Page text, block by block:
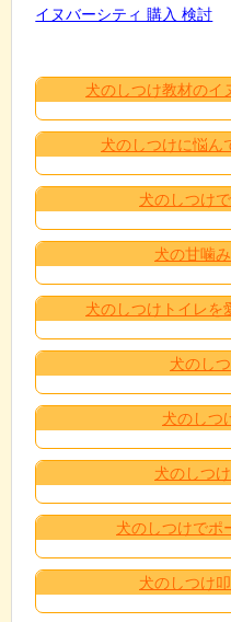
イヌバーシティ 購入 検討
犬のしつけ教材のイ
犬のしつけに悩ん
犬のしつけ
犬の甘噛
犬のしつけトイレを
犬のし
犬のしつ
犬のしつ
犬のしつけでポ
犬のしつけ